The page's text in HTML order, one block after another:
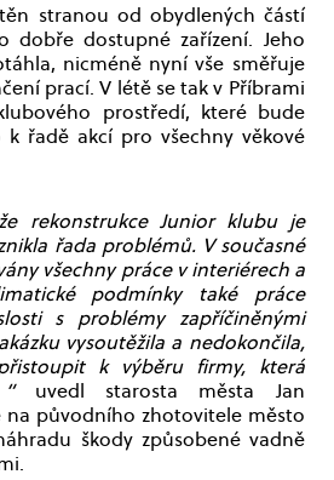
stranou od obydlených částí
dobře dostupné zařízení. Jeho
nicméně nyní vše směřuje
prací. V létě se tak v Příbrami
prostředí, které bude
řadě akcí pro všechny věkové
rekonstrukce Junior klubu je
řada problémů. V současné
všechny práce v interiérech a
podmínky také práce
s problémy zapříčiněnými
vysoutěžila a nedokončila,
k výběru firmy, která
uvedl starosta města Jan
na původního zhotovitele město
škody způsobené vadně